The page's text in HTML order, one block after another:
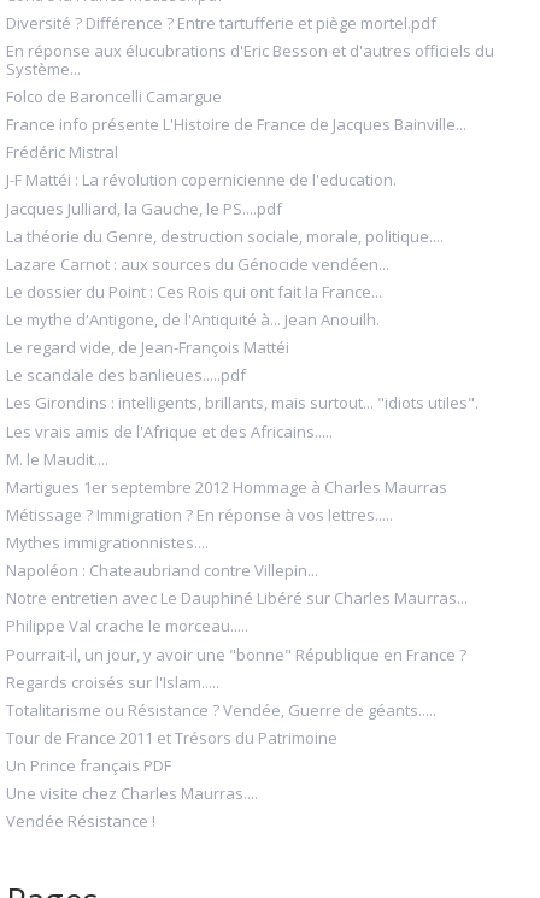
Diversité ? Différence ? Entre tartufferie et piège mortel.pdf
En réponse aux élucubrations d'Eric Besson et d'autres officiels du
Système...
Folco de Baroncelli Camargue
France info présente L'Histoire de France de Jacques Bainville...
Frédéric Mistral
J-F Mattéi : La révolution copernicienne de l'education.
Jacques Julliard, la Gauche, le PS....pdf
La théorie du Genre, destruction sociale, morale, politique....
Lazare Carnot : aux sources du Génocide vendéen...
Le dossier du Point : Ces Rois qui ont fait la France...
Le mythe d'Antigone, de l'Antiquité à... Jean Anouilh.
Le regard vide, de Jean-François Mattéi
Le scandale des banlieues.....pdf
Les Girondins : intelligents, brillants, mais surtout... "idiots utiles".
Les vrais amis de l'Afrique et des Africains.....
M. le Maudit....
Martigues 1er septembre 2012 Hommage à Charles Maurras
Métissage ? Immigration ? En réponse à vos lettres.....
Mythes immigrationnistes....
Napoléon : Chateaubriand contre Villepin...
Notre entretien avec Le Dauphiné Libéré sur Charles Maurras...
Philippe Val crache le morceau.....
Pourrait-il, un jour, y avoir une "bonne" République en France ?
Regards croisés sur l'Islam.....
Totalitarisme ou Résistance ? Vendée, Guerre de géants.....
Tour de France 2011 et Trésors du Patrimoine
Un Prince français PDF
Une visite chez Charles Maurras....
Vendée Résistance !